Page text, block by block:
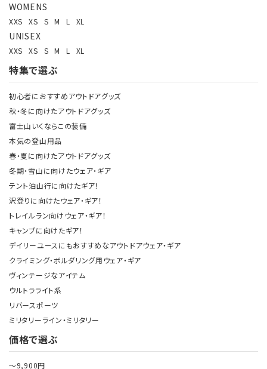
WOMENS
XXS XS S M L XL
UNISEX
XXS XS S M L XL
特集で選ぶ
初心者におすすめアウトドアグッズ
秋・冬に向けたアウトドアグッズ
富士山いくならこの装備
本気の登山用品
春・夏に向けたアウトドアグッズ
冬期・雪山に向けたウェア・ギア
テント泊山行に向けたギア！
沢登りに向けたウェア・ギア！
トレイルラン向けウェア・ギア！
キャンプに向けたギア！
デイリーユースにもおすすめなアウトドアウェア・ギア
クライミング・ボルダリング用ウェア・ギア
ヴィンテージなアイテム
ウルトラライト系
リバースポーツ
ミリタリーライン・ミリタリー
価格で選ぶ
～9,900円